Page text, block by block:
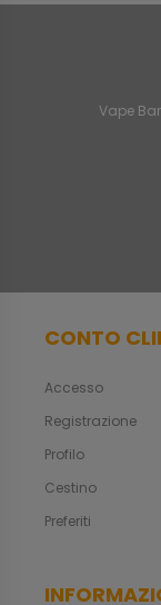
Vape
CONTO
Accesso
Registrazione
Profilo
Cestino
Preferiti